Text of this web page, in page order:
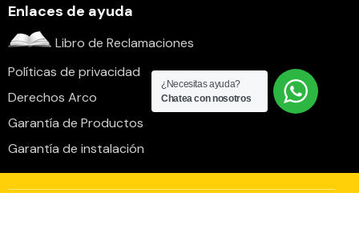
Enlaces de ayuda
Libro de Reclamaciones
Políticas de privacidad
Derechos Arco
Garantía de Productos
Garantía de instalación
¿Necesitas ayuda?
Chatea con nosotros